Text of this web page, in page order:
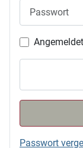
Passwort